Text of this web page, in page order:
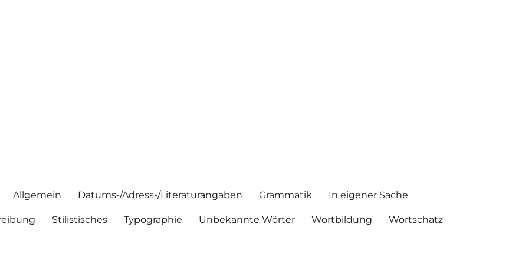
Allgemein Datums-/Adress-/Literaturangaben Grammatik In eigener Sache
Stilistisches Typographie Unbekannte Wörter Wortbildung Wortschatz